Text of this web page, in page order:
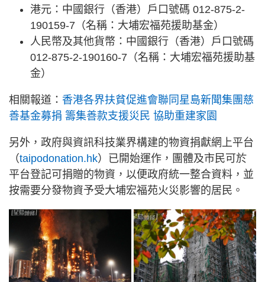
港元：中國銀行（香港）戶口號碼 012-875-2-
190159-7（名稱：大埔宏福苑援助基金）
人民幣及其他貨幣：中國銀行（香港）戶口號碼
012-875-2-190160-7（名稱：大埔宏福苑援助基
金）
相關報道： 香港各界扶貧促進會聯同星島新聞集團慈
善基金募捐 籌集善款支援災民 協助重建家園
另外，政府與資訊科技業界構建的物資捐獻網上平台
（taipodonation.hk）已開始運作，團體及市民可於
平台登記可捐贈的物資，以便政府統一整合資料，並
按需要分發物資予受大埔宏福苑火災影響的居民。